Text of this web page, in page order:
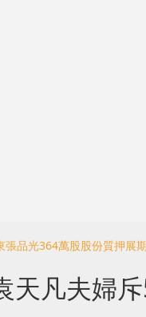
張品光364萬股股份質押展
天凡夫婦